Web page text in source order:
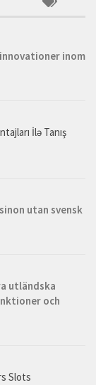
inom
İlə Tanış
utan svensk
utländska
och
Slots